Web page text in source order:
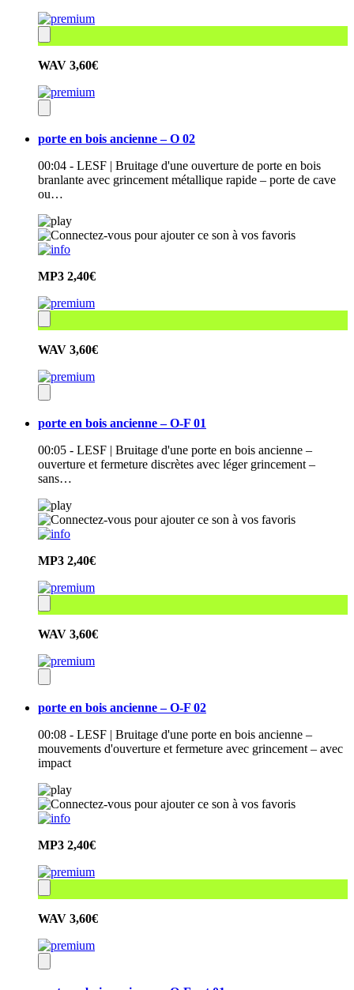
WAV 3,60€
porte en bois ancienne – O 02
00:04 - LESF | Bruitage d'une ouverture de porte en bois
branlante avec grincement métallique rapide – porte de cave
ou…
MP3 2,40€
WAV 3,60€
porte en bois ancienne – O-F 01
00:05 - LESF | Bruitage d'une porte en bois ancienne –
ouverture et fermeture discrètes avec léger grincement –
sans…
MP3 2,40€
WAV 3,60€
porte en bois ancienne – O-F 02
00:08 - LESF | Bruitage d'une porte en bois ancienne –
mouvements d'ouverture et fermeture avec grincement – avec
impact
MP3 2,40€
WAV 3,60€